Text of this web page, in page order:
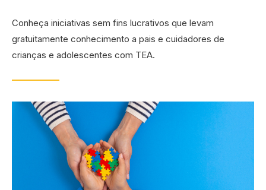
Conheça iniciativas sem fins lucrativos que levam
gratuitamente conhecimento a pais e cuidadores de
crianças e adolescentes com TEA.